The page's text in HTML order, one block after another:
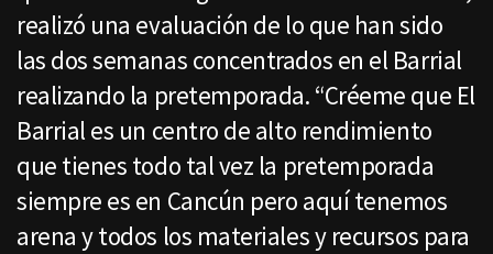
realizó una evaluación de lo que han sido
las dos semanas concentrados en el Barrial
realizando la pretemporada. “Créeme que El
Barrial es un centro de alto rendimiento
que tienes todo tal vez la pretemporada
siempre es en Cancún pero aquí tenemos
arena y todos los materiales y recursos para